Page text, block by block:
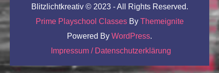
Blitzlichtkreativ © 2023 - All Rights Reserved.
Prime Playschool ClassesBy Themeignite
Powered By WordPress.
Impressum / Datenschutzerklärung